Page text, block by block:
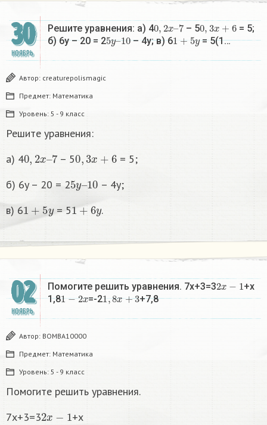
30
НОЯБРЬ
Решите уравнения: а) 40 ,2x–7 – 50,3x+6
= 5;
б) 6y – 20 = 25 –
10 – 4y; в) 61 + y = 5(1…
Автор: creaturepolismagic
Предмет: Математика
Уровень: 5 - 9 класс
Решите уравнения:
а) 40 2x 7 – 50 3x
= 5;
б) 6y – 20 = 25
10
– 4y;
в) 61 y = 5 1 6 y .
02
НОЯБРЬ
Помогите решить уравнения. 7x+3=32x−1
+x
1,81 x =-21 8x 3 +7,8
Автор: BOMBA10000
Предмет: Математика
Уровень: 5 - 9 класс
Помогите решить уравнения.
7x+3=32
+x